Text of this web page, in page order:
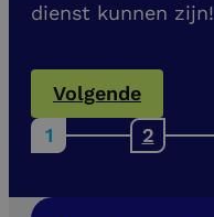
dienst kunnen zijn!
Volgende